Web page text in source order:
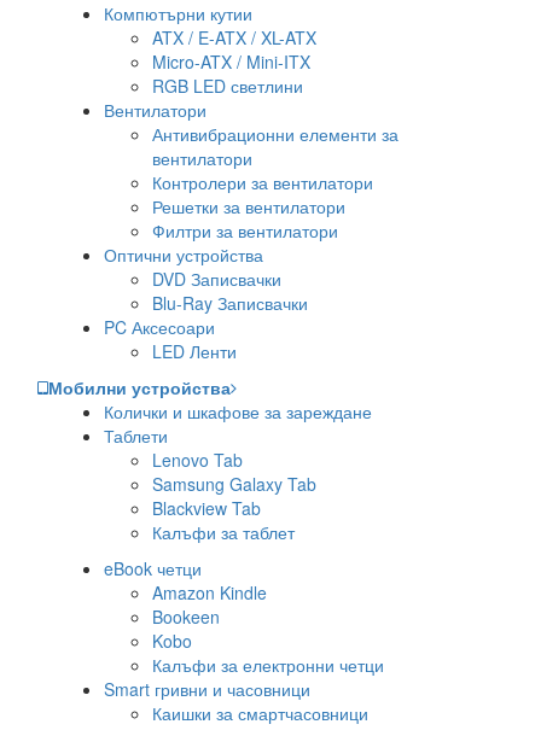
Компютърни кутии
ATX / E-ATX / XL-ATX
Micro-ATX / Mini-ITX
RGB LED светлини
Вентилатори
Антивибрационни елементи за
вентилатори
Контролери за вентилатори
Решетки за вентилатори
Филтри за вентилатори
Оптични устройства
DVD Записвачки
Blu-Ray Записвачки
PC Аксесоари
LED Ленти
Мобилни устройства
Колички и шкафове за зареждане
Таблети
Lenovo Tab
Samsung Galaxy Tab
Blackview Tab
Калъфи за таблет
eBook четци
Amazon Kindle
Bookeen
Kobo
Калъфи за електронни четци
Smart гривни и часовници
Каишки за смартчасовници